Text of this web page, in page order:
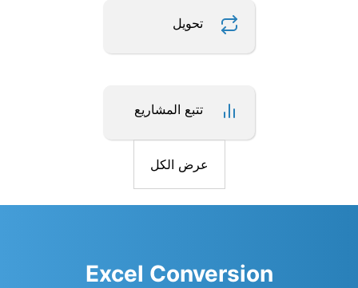
تحويل
تتبع المشاريع
عرض الكل
Excel Conversion